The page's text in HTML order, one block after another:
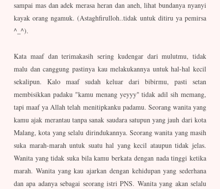
sampai mas dan adek merasa heran dan aneh, lihat bundanya nyanyi
kayak orang ngamuk. (Astaghfirulloh..tidak untuk ditiru ya pemirsa
^_^).
Kata maaf dan terimakasih sering kudengar dari mulutmu, tidak
malu dan canggung pastinya kau melakukannya untuk hal-hal kecil
sekalipun. Kalo maaf sudah keluar dari bibirmu, pasti setan
membisikkan padaku "kamu menang yeyyy" tidak adil sih memang,
tapi maaf ya Allah telah menitipkanku padamu. Seorang wanita yang
kamu ajak merantau tanpa sanak saudara satupun yang jauh dari kota
Malang, kota yang selalu dirindukannya. Seorang wanita yang masih
suka marah-marah untuk suatu hal yang kecil ataupun tidak jelas.
Wanita yang tidak suka bila kamu berkata dengan nada tinggi ketika
marah. Wanita yang kau ajarkan dengan kehidupan yang sederhana
dan apa adanya sebagai seorang istri PNS. Wanita yang akan selalu